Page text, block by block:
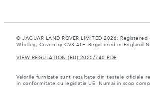
© JAGUAR LAND ROVER LIMITED 2026:
Whitley, Coventry CV3 4LF. Registered in England
VIEW REGULATION (EU) 2020/740 PDF
Valorile furnizate sunt rezultate din testele oficiale
in conformitate cu legislatia UE. Numai in scop